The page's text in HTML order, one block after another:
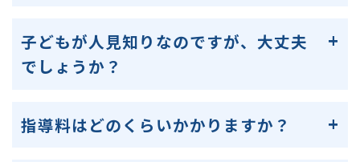
子どもが人見知りなのですが、大丈夫
でしょうか？
指導料はどのくらいかかりますか？